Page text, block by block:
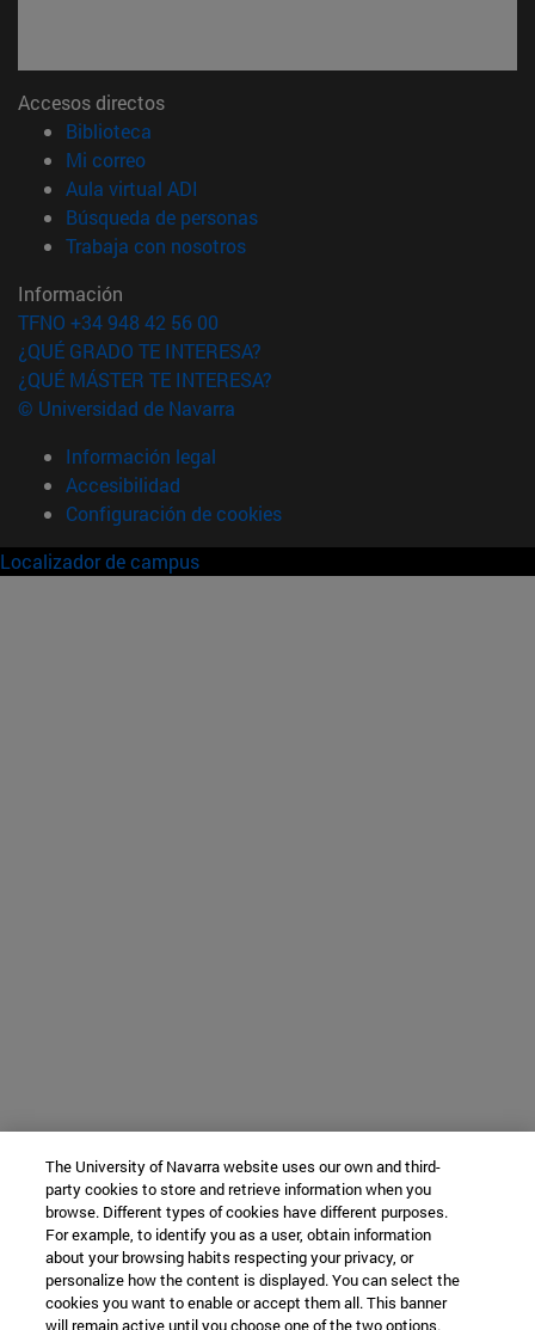
Accesos directos
Biblioteca
Mi correo(abre en nueva ventana)
Aula virtual ADI
Búsqueda de personas(abre en nueva ventana)
Trabaja con nosotros(abre en nueva ventana)
Información
TFNO +34 948 42 56 00
¿QUÉ GRADO TE INTERESA?
¿QUÉ MÁSTER TE INTERESA?
© Universidad de Navarra
Información legal
Accesibilidad
Configuración de cookies
Localizador de campus
The University of Navarra website uses our own and third-
party cookies to store and retrieve information when you
browse. Different types of cookies have different purposes.
For example, to identify you as a user, obtain information
about your browsing habits respecting your privacy, or
personalize how the content is displayed. You can select the
cookies you want to enable or accept them all. This banner
will remain active until you choose one of the two options.